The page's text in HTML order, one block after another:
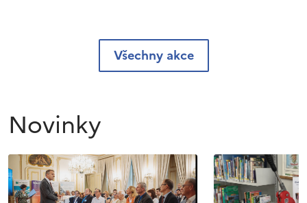
Všechny akce
Novinky